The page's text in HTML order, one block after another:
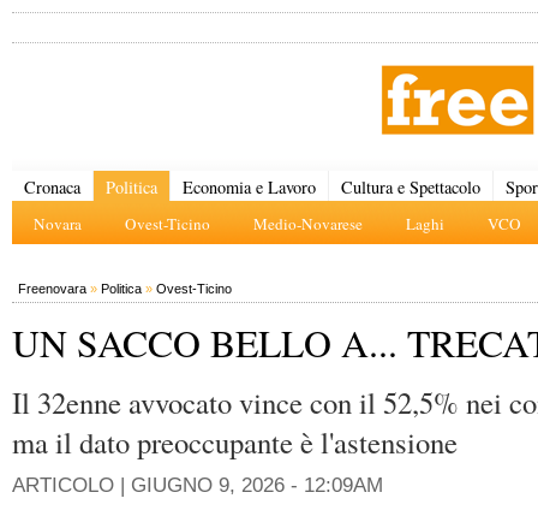
Cronaca Politica
Novara Ovest-Ticino Medio-Novarese Laghi VCO
Economia e Lavoro Cultura e Spettacolo
Freenovara » Politica » Ovest-Ticino
UN SACCO BELLO A...
Il 32enne avvocato vince con il 52,5% nei
ma il dato preoccupante è l'astensione
ARTICOLO | GIUGNO 9, 2026 - 12:09AM